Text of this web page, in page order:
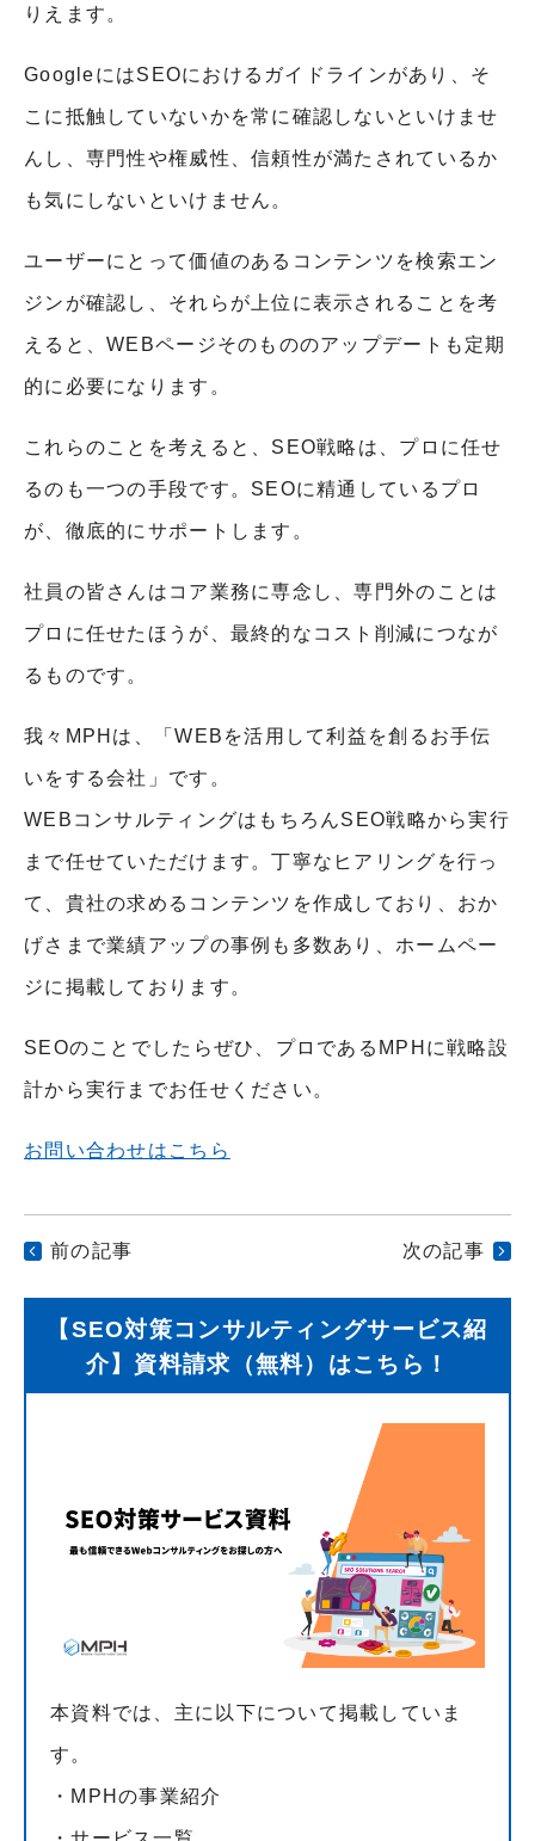
りえます。
GoogleにはSEOにおけるガイドラインがあり、そ
こに抵触していないかを常に確認しないといけませ
んし、専門性や権威性、信頼性が満たされているか
も気にしないといけません。
ユーザーにとって価値のあるコンテンツを検索エン
ジンが確認し、それらが上位に表示されることを考
えると、WEBページそのもののアップデートも定期
的に必要になります。
これらのことを考えると、SEO戦略は、プロに任せ
るのも一つの手段です。SEOに精通しているプロ
が、徹底的にサポートします。
社員の皆さんはコア業務に専念し、専門外のことは
プロに任せたほうが、最終的なコスト削減につなが
るものです。
我々MPHは、「WEBを活用して利益を創るお手伝
いをする会社」です。
WEBコンサルティングはもちろんSEO戦略から実行
まで任せていただけます。丁寧なヒアリングを行っ
て、貴社の求めるコンテンツを作成しており、おか
げさまで業績アップの事例も多数あり、ホームペー
ジに掲載しております。
SEOのことでしたらぜひ、プロであるMPHに戦略設
計から実行までお任せください。
お問い合わせはこちら
前の記事 次の記事
【SEO対策コンサルティングサービス紹
介】資料請求（無料）はこちら！
本資料では、主に以下について掲載していま
す。
・MPHの事業紹介